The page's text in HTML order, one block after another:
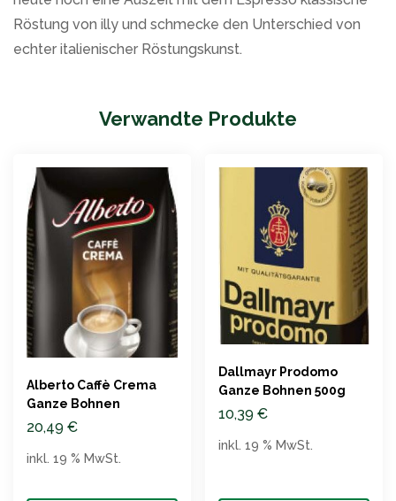
Röstung von illy und schmecke den Unterschied von
echter italienischer Röstungskunst.
Verwandte Produkte
Alberto Caffè Crema
Ganze Bohnen
20,49 €
inkl. 19 % MwSt.
Dallmayr Prodomo
Ganze Bohnen 500g
10,39 €
inkl. 19 % MwSt.